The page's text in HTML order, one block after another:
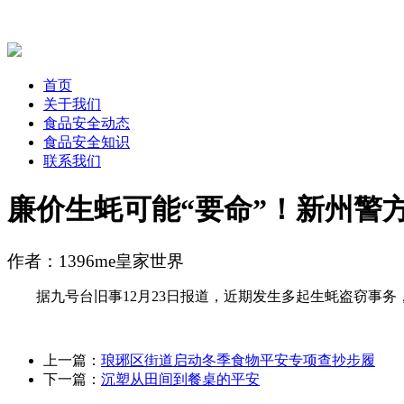
首页
关于我们
食品安全动态
食品安全知识
联系我们
廉价生蚝可能“要命”！新州警
作者：1396me皇家世界
据九号台旧事12月23日报道，近期发生多起生蚝盗窃事务
上一篇： 琅琊区街道启动冬季食物平安专项查抄步履
下一篇： 沉塑从田间到餐桌的平安